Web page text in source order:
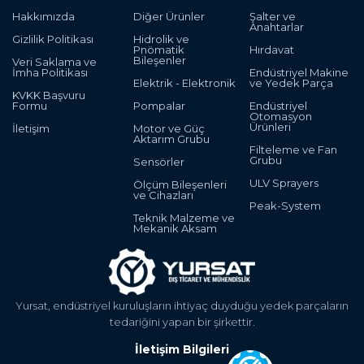
Yursat, endüstriyel kuruluşların ihtiyaç duyduğu yedek parçaların
tedariğini yapan bir şirkettir.
Hakkımızda
Gizlilik Politikası
Veri Saklama ve
İmha Politikası
KVKK Başvuru
Formu
İletişim
Diğer Ürünler
Hidrolik ve
Pnömatik
Bileşenler
Elektrik - Elektronik
Pompalar
Motor ve Güç
Aktarım Grubu
Sensörler
Ölçüm Bileşenleri
ve Cihazları
Teknik Malzeme ve
Mekanik Aksam
Şalter ve
Anahtarlar
Hırdavat
Endüstriyel Makine
ve Yedek Parça
Endüstriyel
Otomasyon
Ürünleri
Filteleme ve Fan
Grubu
ULV Sprayers
Peak-System
İletişim Bilgileri